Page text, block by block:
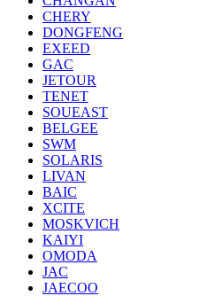
CHERY
DONGFENG
EXEED
GAC
JETOUR
TENET
SOUEAST
BELGEE
SWM
SOLARIS
LIVAN
BAIC
XCITE
MOSKVICH
KAIYI
OMODA
JAC
JAECOO